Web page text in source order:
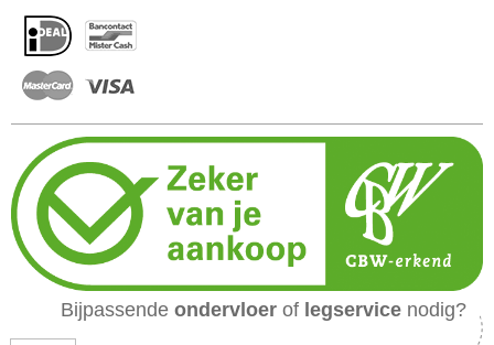
Bijpassende ondervloer of legservice nodig?